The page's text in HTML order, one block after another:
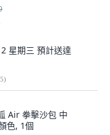
星期三 預計送達
)
Air 拳擊沙包 中
色, 1個